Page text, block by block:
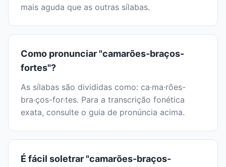
mais aguda que as outras sílabas.
Como pronunciar "camarões-braços-
fortes"?
As sílabas são divididas como: ca·ma·rões-
bra·ços-for·tes. Para a transcrição fonética
exata, consulte o guia de pronúncia acima.
É fácil soletrar "camarões-braços-